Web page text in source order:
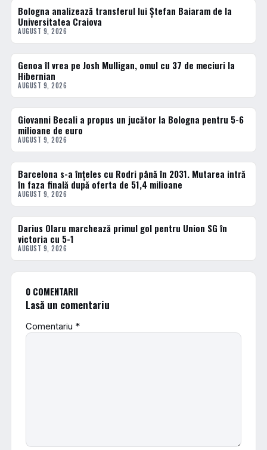
FOTBAL EXTERN
Bologna analizează transferul lui Ștefan Baiaram de la
Universitatea Craiova
AUGUST 9, 2026
FOTBAL EXTERN
Genoa îl vrea pe Josh Mulligan, omul cu 37 de meciuri la
Hibernian
AUGUST 9, 2026
FOTBAL EXTERN
Giovanni Becali a propus un jucător la Bologna pentru 5-6
milioane de euro
AUGUST 9, 2026
FOTBAL EXTERN
Barcelona s-a înțeles cu Rodri până în 2031. Mutarea intră
în faza finală după oferta de 51,4 milioane
AUGUST 9, 2026
FOTBAL EXTERN
Darius Olaru marchează primul gol pentru Union SG în
victoria cu 5-1
AUGUST 9, 2026
0 COMENTARII
Lasă un comentariu
Comentariu *